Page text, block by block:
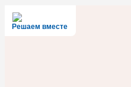
Решаем вместе